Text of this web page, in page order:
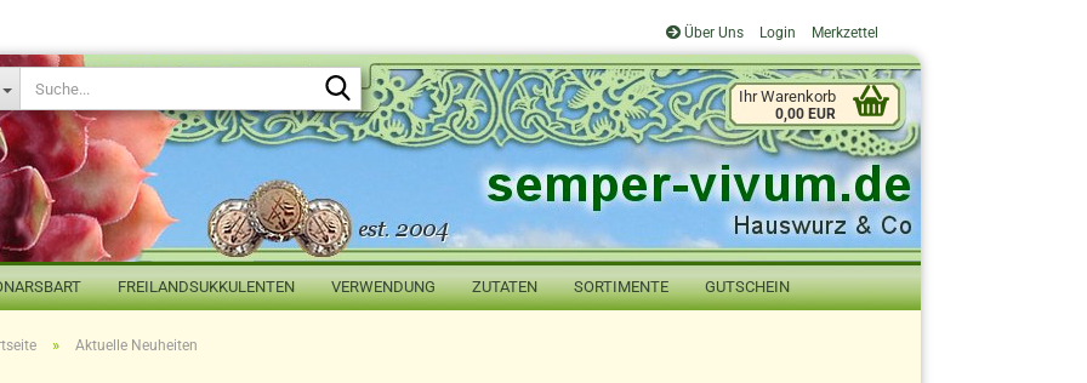
Über Uns Login Merkzettel
Suche...
Ihr Warenkorb
0,00 EUR
FREILANDSUKKULENTEN VERWENDUNG ZUTATEN SORTIMENTE GUTSCHEIN
» Aktuelle Neuheiten